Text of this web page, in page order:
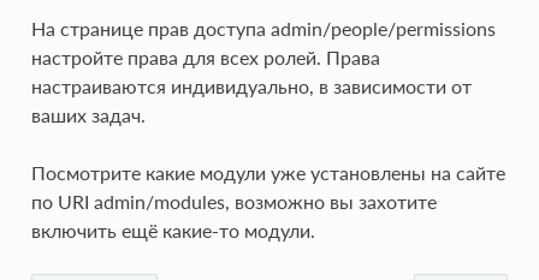
На странице прав доступа admin/people/permissions
настройте права для всех ролей. Права
настраиваются индивидуально, в зависимости от
ваших задач.
Посмотрите какие модули уже установлены на сайте
по URI admin/modules, возможно вы захотите
включить ещё какие-то модули.